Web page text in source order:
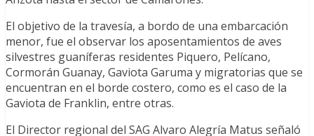
El objetivo de la travesía, a bordo de una embarcación
menor, fue el observar los aposentamientos de aves
silvestres guaníferas residentes Piquero, Pelícano,
Cormorán Guanay, Gaviota Garuma y migratorias que se
encuentran en el borde costero, como es el caso de la
Gaviota de Franklin, entre otras.
El Director regional del SAG Alvaro Alegría Matus señaló